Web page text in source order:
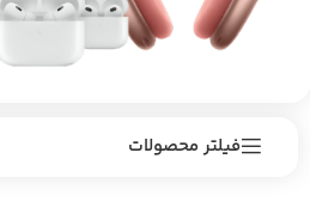
فیلتر محصولات